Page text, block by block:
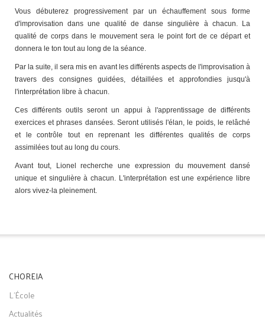
Vous débuterez progressivement par un échauffement sous forme
d'improvisation dans une qualité de danse singulière à chacun. La
qualité de corps dans le mouvement sera le point fort de ce départ et
donnera le ton tout au long de la séance.
Par la suite, il sera mis en avant les différents aspects de l'improvisation à
travers des consignes guidées, détaillées et approfondies jusqu'à
l'interprétation libre à chacun.
Ces différents outils seront un appui à l'apprentissage de différents
exercices et phrases dansées. Seront utilisés l'élan, le poids, le relâché
et le contrôle tout en reprenant les différentes qualités de corps
assimilées tout au long du cours.
Avant tout, Lionel recherche une expression du mouvement dansé
unique et singulière à chacun. L'interprétation est une expérience libre
alors vivez-la pleinement.
CHOREIA
L'École
Actualités